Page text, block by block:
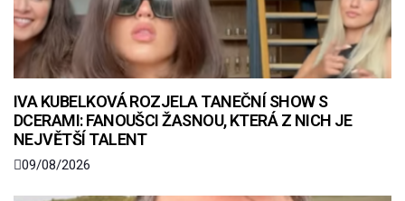
IVA KUBELKOVÁ ROZJELA TANEČNÍ SHOW S
DCERAMI: FANOUŠCI ŽASNOU, KTERÁ Z NICH JE
NEJVĚTŠÍ TALENT
09/08/2026